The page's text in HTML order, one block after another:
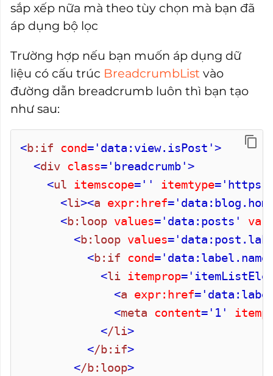
sắp xếp nữa mà theo tùy chọn mà bạn đã
áp dụng bộ lọc
Trường hợp nếu bạn muốn áp dụng dữ
liệu có cấu trúc BreadcrumbList vào
đường dẫn breadcrumb luôn thì bạn tạo
như sau:
<b:if cond='data:view.isPost'>
<div class='breadcrumb'>
<ul itemscope='' itemtype
<li><a expr:href
<b:loop values='data:posts' var
<b:loop values
<b:if cond
<li itemprop
<a expr:href
<meta content='1'
</li>
</b:if>
</b:loop>